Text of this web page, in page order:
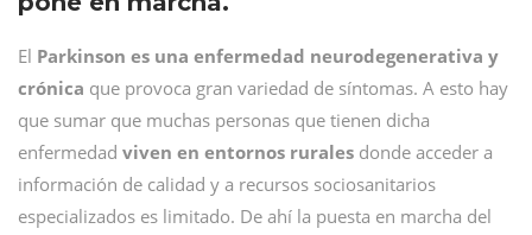
El Parkinson es una enfermedad neurodegenerativa y
crónica que provoca gran variedad de síntomas. A esto hay
que sumar que muchas personas que tienen dicha
enfermedad viven en entornos rurales donde acceder a
información de calidad y a recursos sociosanitarios
especializados es limitado. De ahí la puesta en marcha del